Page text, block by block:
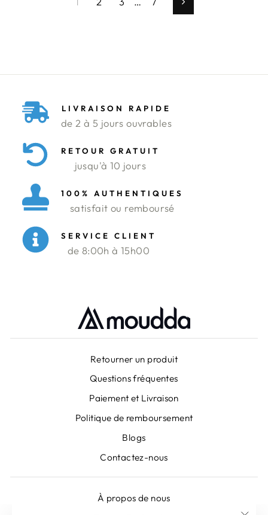
Suivant
LIVRAISON RAPIDE
de 2 à 5 jours ouvrables
RETOUR GRATUIT
jusqu'à 10 jours
100% AUTHENTIQUES
satisfait ou remboursé
SERVICE CLIENT
de 8:00h à 15h00
Retourner un produit
Questions fréquentes
Paiement et Livraison
Politique de remboursement
Blogs
Contactez-nous
À propos de nous